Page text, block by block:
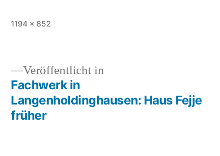
1194 × 852
Veröffentlicht in
Fachwerk in
Langenholdinghausen: Haus Fejje
früher